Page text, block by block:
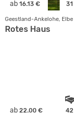
ab 16.13 € 31
Geestland-Ankelohe, Elbe
Rotes Haus
ab 22.00 € 42